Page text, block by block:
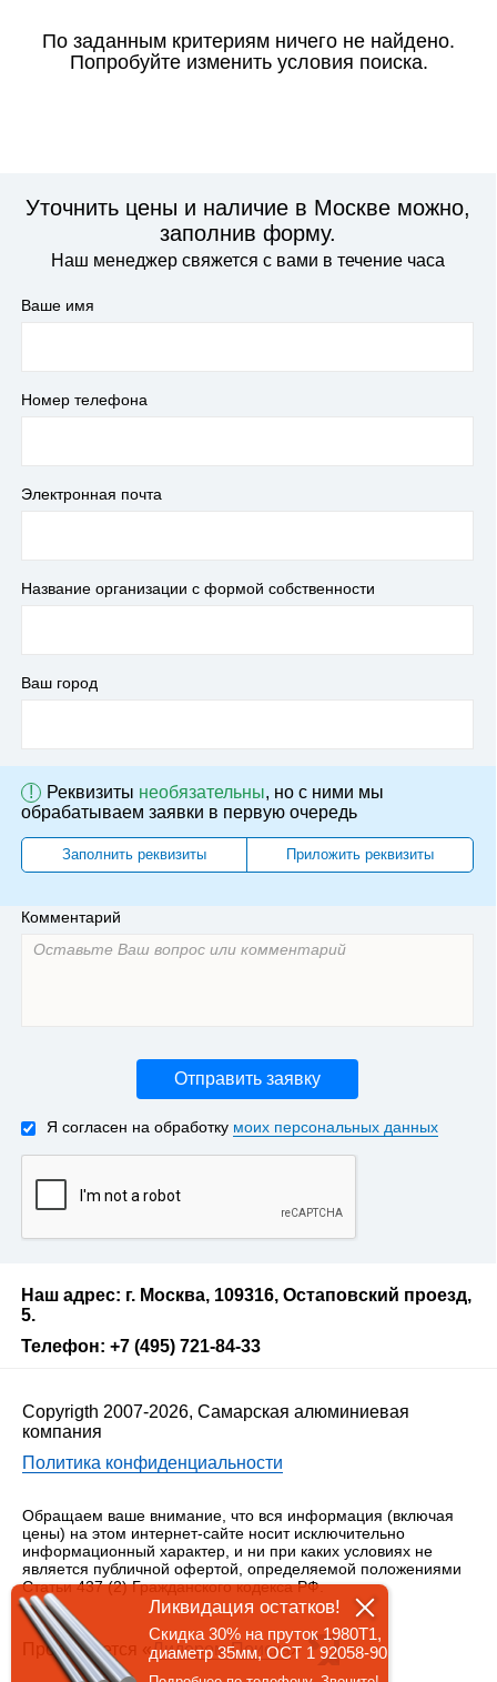
По заданным критериям ничего не найдено.
Попробуйте изменить условия поиска.
Уточнить цены и наличие в Москве можно,
заполнив форму.
Наш менеджер свяжется с вами в течение часа
Ваше имя
Номер телефона
Электронная почта
Название организации с формой собственности
Ваш город
! Реквизиты необязательны, но с ними мы
обрабатываем заявки в первую очередь
Заполнить реквизиты Приложить реквизиты
Комментарий
Отправить заявку
Я согласен на обработку моих персональных данных
Наш адрес: г. Москва, 109316, Остаповский проезд,
5.
Телефон: +7 (495) 721-84-33
Copyrigth 2007-2026, Самарская алюминиевая
компания
Политика конфиденциальности
Обращаем ваше внимание, что вся информация (включая
цены) на этом интернет-сайте носит исключительно
информационный характер, и ни при каких условиях не
является публичной офертой, определяемой положениями
Статьи 437 (2) Гражданского кодекса РФ.
Продвигается «Лидером Поиска»
Ликвидация остатков!
Скидка 30% на пруток 1980Т1,
диаметр 35мм, ОСТ 1 92058-90